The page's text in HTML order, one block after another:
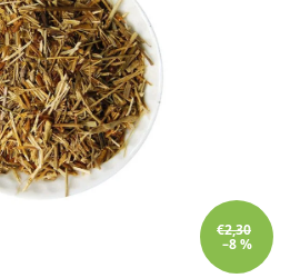
€2,30
–8 %